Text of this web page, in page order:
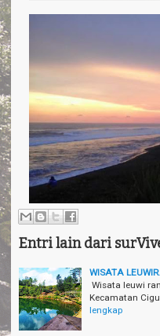
Entri lain dari
WISATA
Wisata leuwi
Kecamatan
lengkap